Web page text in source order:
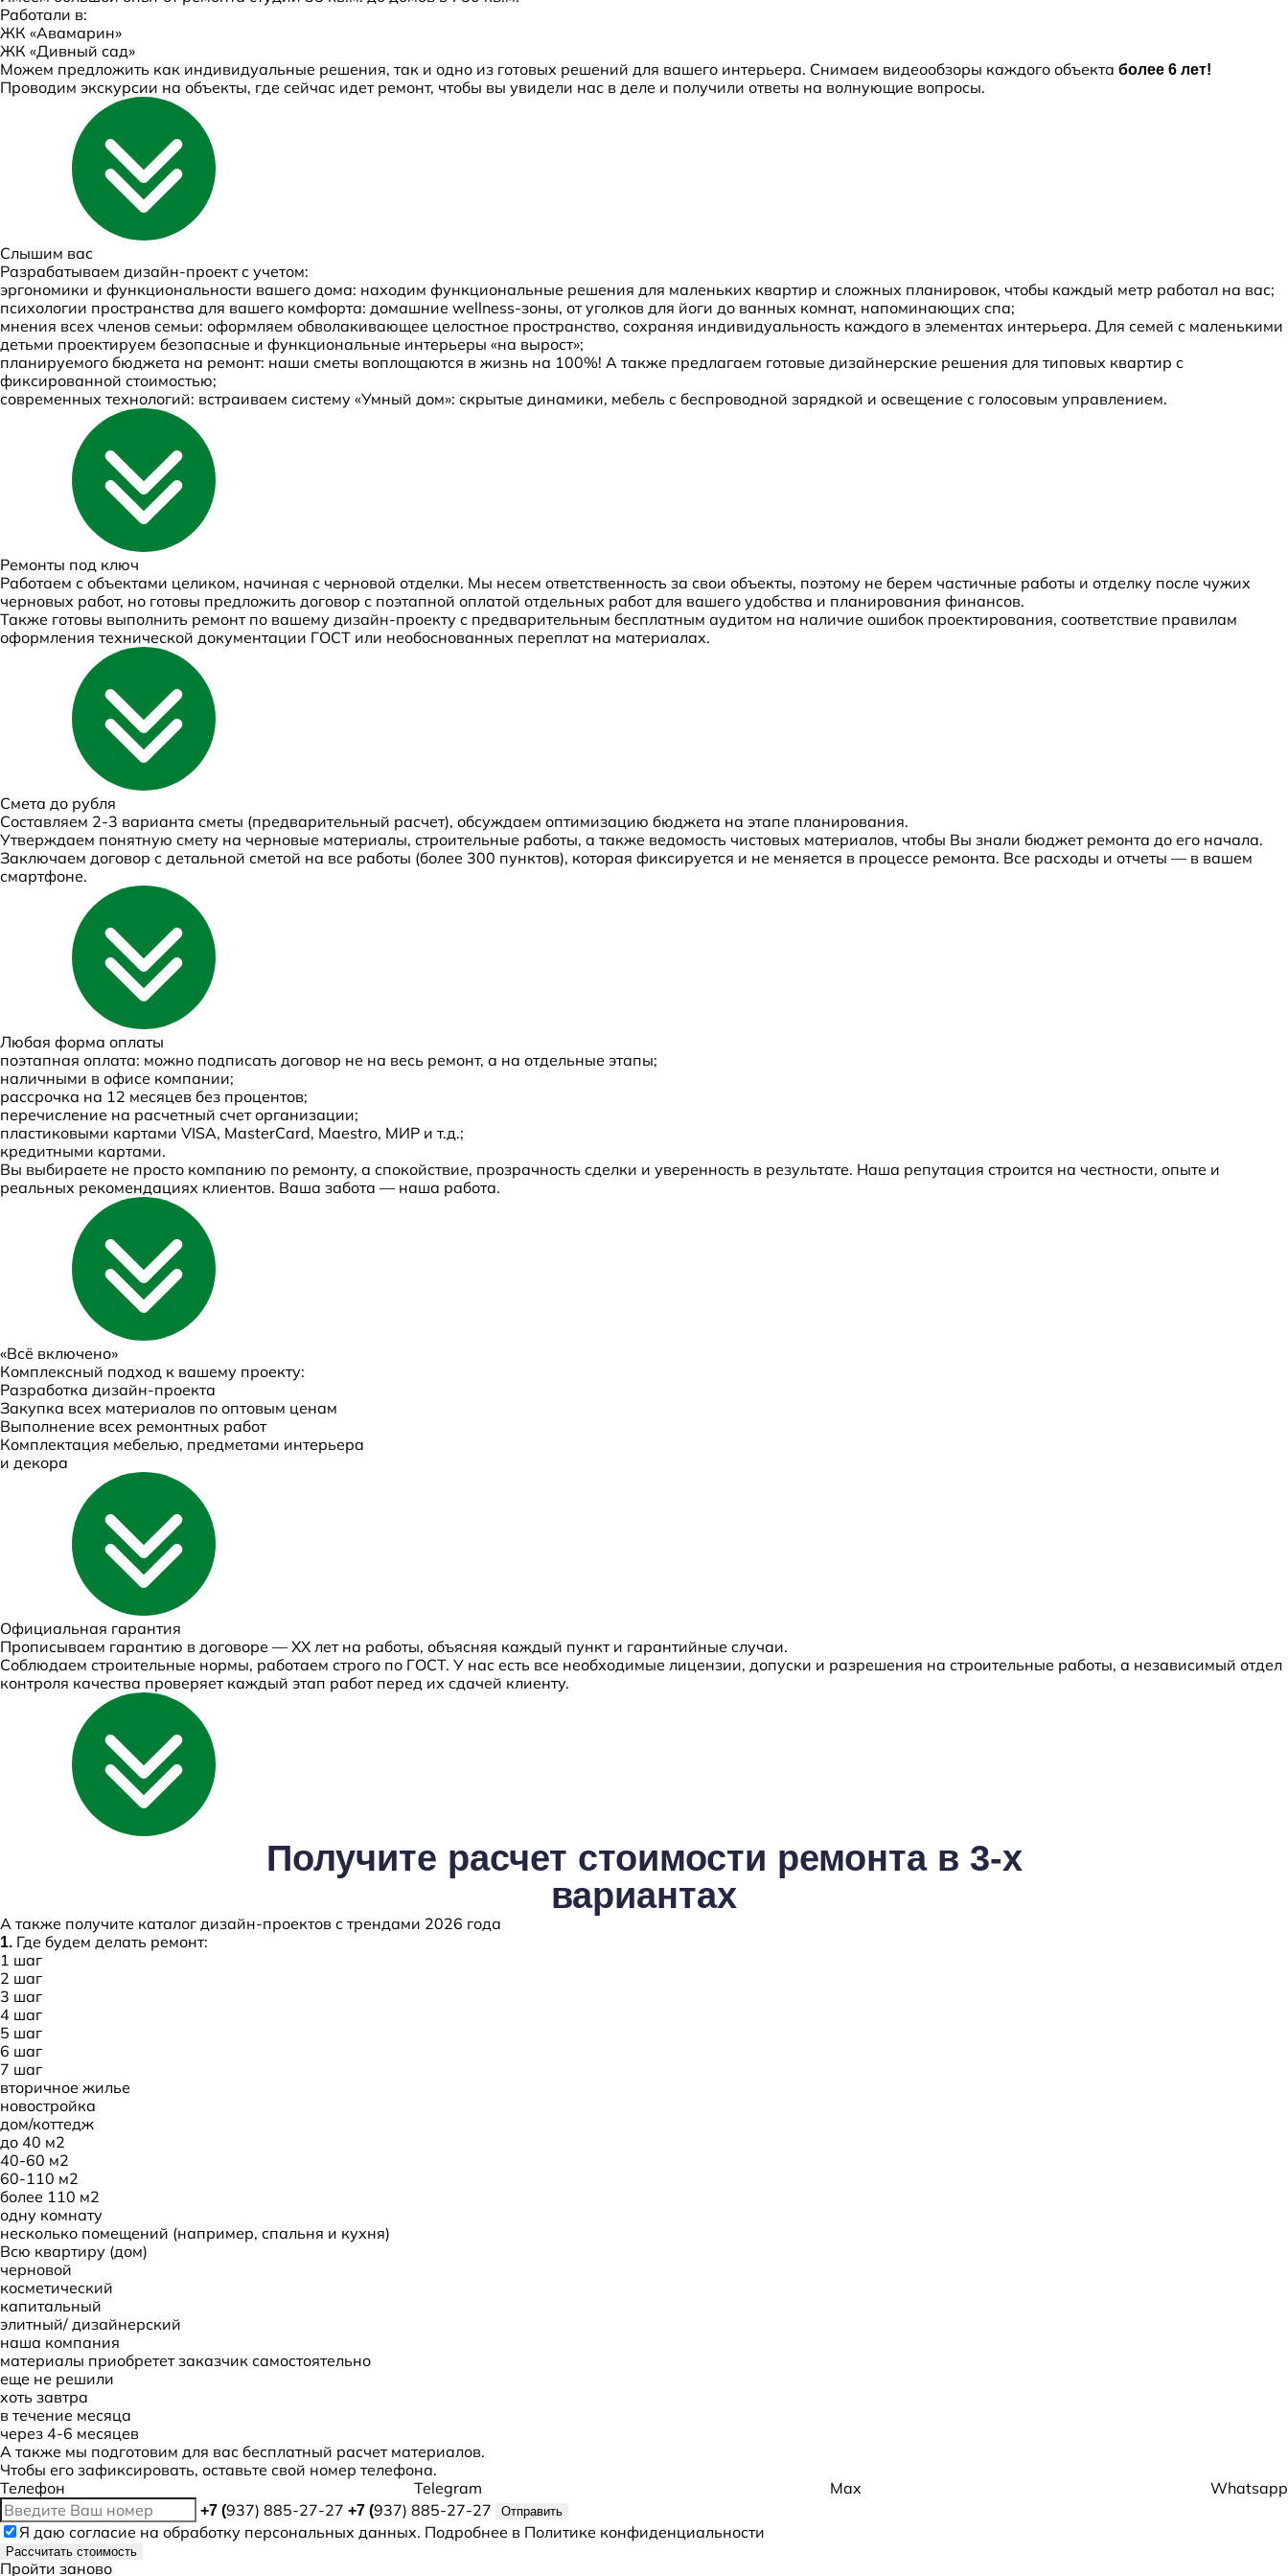
Работали в:
ЖК «Авамарин»
ЖК «Дивный сад»
Можем предложить как индивидуальные решения, так и одно из готовых решений для вашего интерьера. Снимаем видеообзоры каждого объекта более 6 лет!
Проводим экскурсии на объекты, где сейчас идет ремонт, чтобы вы увидели нас в деле и получили ответы на волнующие вопросы.
Слышим вас
Разрабатываем дизайн-проект с учетом:
эргономики и функциональности вашего дома: находим функциональные решения для маленьких квартир и сложных планировок, чтобы каждый метр работал на вас;
психологии пространства для вашего комфорта: домашние wellness-зоны, от уголков для йоги до ванных комнат, напоминающих спа;
мнения всех членов семьи: оформляем обволакивающее целостное пространство, сохраняя индивидуальность каждого в элементах интерьера. Для семей с маленькими
детьми проектируем безопасные и функциональные интерьеры «на вырост»;
планируемого бюджета на ремонт: наши сметы воплощаются в жизнь на 100%! А также предлагаем готовые дизайнерские решения для типовых квартир с
фиксированной стоимостью;
современных технологий: встраиваем систему «Умный дом»: скрытые динамики, мебель с беспроводной зарядкой и освещение с голосовым управлением.
Ремонты под ключ
Работаем с объектами целиком, начиная с черновой отделки. Мы несем ответственность за свои объекты, поэтому не берем частичные работы и отделку после чужих
черновых работ, но готовы предложить договор с поэтапной оплатой отдельных работ для вашего удобства и планирования финансов.
Также готовы выполнить ремонт по вашему дизайн-проекту с предварительным бесплатным аудитом на наличие ошибок проектирования, соответствие правилам
оформления технической документации ГОСТ или необоснованных переплат на материалах.
Смета до рубля
Составляем 2-3 варианта сметы (предварительный расчет), обсуждаем оптимизацию бюджета на этапе планирования.
Утверждаем понятную смету на черновые материалы, строительные работы, а также ведомость чистовых материалов, чтобы Вы знали бюджет ремонта до его начала.
Заключаем договор с детальной сметой на все работы (более 300 пунктов), которая фиксируется и не меняется в процессе ремонта. Все расходы и отчеты — в вашем
смартфоне.
Любая форма оплаты
поэтапная оплата: можно подписать договор не на весь ремонт, а на отдельные этапы;
наличными в офисе компании;
рассрочка на 12 месяцев без процентов;
перечисление на расчетный счет организации;
пластиковыми картами VISA, MasterCard, Maestro, МИР и т.д.;
кредитными картами.
Вы выбираете не просто компанию по ремонту, а спокойствие, прозрачность сделки и уверенность в результате. Наша репутация строится на честности, опыте и
реальных рекомендациях клиентов. Ваша забота — наша работа.
«Всё включено»
Комплексный подход к вашему проекту:
Разработка дизайн-проекта
Закупка всех материалов по оптовым ценам
Выполнение всех ремонтных работ
Комплектация мебелью, предметами интерьера
и декора
Официальная гарантия
Прописываем гарантию в договоре — ХХ лет на работы, объясняя каждый пункт и гарантийные случаи.
Соблюдаем строительные нормы, работаем строго по ГОСТ. У нас есть все необходимые лицензии, допуски и разрешения на строительные работы, а независимый отдел
контроля качества проверяет каждый этап работ перед их сдачей клиенту.
Получите расчет стоимости ремонта в 3-х
вариантах
А также получите каталог дизайн-проектов с трендами 2026 года
1. Где будем делать ремонт:
1 шаг
2 шаг
3 шаг
4 шаг
5 шаг
6 шаг
7 шаг
вторичное жилье
новостройка
дом/коттедж
до 40 м2
40-60 м2
60-110 м2
более 110 м2
одну комнату
несколько помещений (например, спальня и кухня)
Всю квартиру (дом)
черновой
косметический
капитальный
элитный/ дизайнерский
наша компания
материалы приобретет заказчик самостоятельно
еще не решили
хоть завтра
в течение месяца
через 4-6 месяцев
А также мы подготовим для вас бесплатный расчет материалов.
Чтобы его зафиксировать, оставьте свой номер телефона.
Телефон
Telegram Max Whatsapp
+7 (937) 885-27-27 +7 (937) 885-27-27 Отправить
Я даю согласие на обработку персональных данных. Подробнее в Политике конфиденциальности
Рассчитать стоимость
Пройти заново